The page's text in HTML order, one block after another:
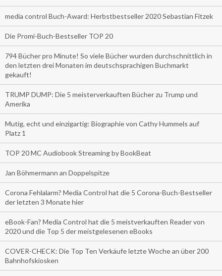
media control Buch-Award: Herbstbestseller 2020 Sebastian Fitzek
Die Promi-Buch-Bestseller TOP 20
794 Bücher pro Minute! So viele Bücher wurden durchschnittlich in
den letzten drei Monaten im deutschsprachigen Buchmarkt
gekauft!
TRUMP DUMP: Die 5 meisterverkauften Bücher zu Trump und
Amerika
Mutig, echt und einzigartig: Biographie von Cathy Hummels auf
Platz 1
TOP 20 MC Audiobook Streaming by BookBeat
Jan Böhmermann an Doppelspitze
Corona Fehlalarm? Media Control hat die 5 Corona-Buch-Bestseller
der letzten 3 Monate hier
eBook-Fan? Media Control hat die 5 meistverkauften Reader von
2020 und die Top 5 der meistgelesenen eBooks
COVER-CHECK: Die Top Ten Verkäufe letzte Woche an über 200
Bahnhofskiosken